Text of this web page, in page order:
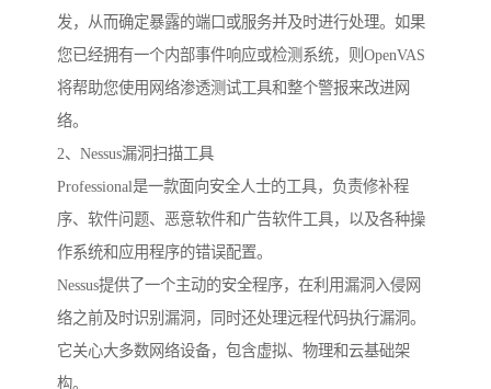
发，从而确定暴露的端口或服务并及时进行处理。如果
您已经拥有一个内部事件响应或检测系统，则OpenVAS
将帮助您使用网络渗透测试工具和整个警报来改进网
络。
2、Nessus漏洞扫描工具
Professional是一款面向安全人士的工具，负责修补程
序、软件问题、恶意软件和广告软件工具，以及各种操
作系统和应用程序的错误配置。
Nessus提供了一个主动的安全程序，在利用漏洞入侵网
络之前及时识别漏洞，同时还处理远程代码执行漏洞。
它关心大多数网络设备，包含虚拟、物理和云基础架
构。